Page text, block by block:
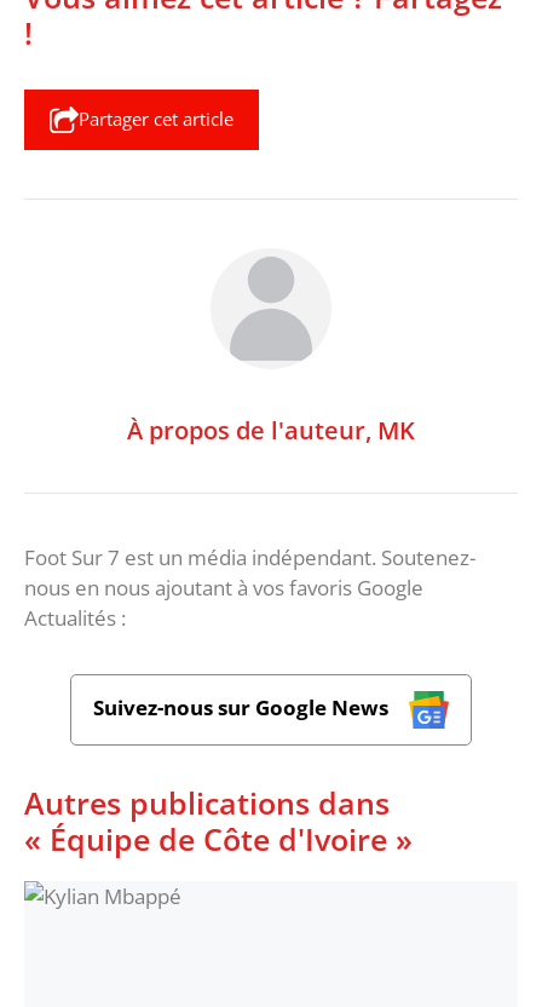
!
Partager cet article
À propos de l'auteur, MK
Foot Sur 7 est un média indépendant. Soutenez-
nous en nous ajoutant à vos favoris Google
Actualités :
Suivez-nous sur Google News
Autres publications dans
« Équipe de Côte d'Ivoire »